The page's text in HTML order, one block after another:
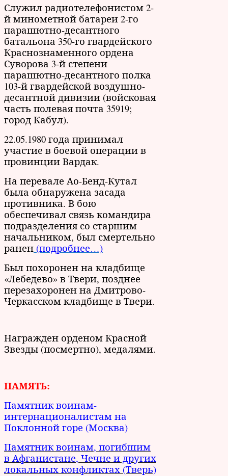
Служил радиотелефонистом 2-
й минометной батареи 2-го
парашютно-десантного
батальона 350-го гвардейского
Краснознаменного ордена
Суворова 3-й степени
парашютно-десантного полка
103-й гвардейской воздушно-
десантной дивизии (войсковая
часть полевая почта 35919;
город Кабул).
22.05.1980 года принимал
участие в боевой операции в
провинции Вардак.
На перевале Ао-Бенд-Кутал
была обнаружена засада
противника. В бою
обеспечивал связь командира
подразделения со старшим
начальником, был смертельно
ранен (подробнее…)
Был похоронен на кладбище
«Лебедево» в Твери, позднее
перезахоронен на Дмитрово-
Черкасском кладбище в Твери.
Награжден орденом Красной
Звезды (посмертно), медалями.
ПАМЯТЬ:
Памятник воинам-
интернационалистам на
Поклонной горе (Москва)
Памятник воинам, погибшим
в Афганистане, Чечне и других
локальных конфликтах (Тверь)